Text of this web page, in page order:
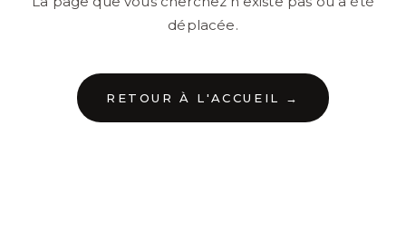
déplacée.
RETOUR À L'ACCUEIL →